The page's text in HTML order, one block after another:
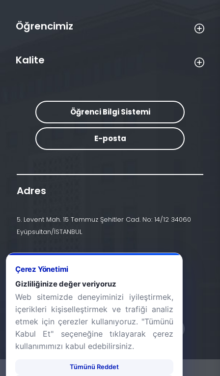
Öğrencimiz
Kalite
Öğrenci Bilgi Sistemi
E-posta
Adres
5. Levent Mah. 15 Temmuz Şehitler Cad. No: 14/12 34060
Eyüpsultan/İSTANBUL
+90 (212) 924 24 44
info@halic.edu.tr
Çerez Yönetimi
Gizliliğinize değer veriyoruz
Web sitemizde deneyiminizi iyileştirmek,
içerikleri kişiselleştirmek ve trafiği analiz
etmek için çerezler kullanıyoruz. "Tümünü
Kabul Et" seçeneğine tıklayarak çerez
kullanımımızı kabul edebilirsiniz.
Tümünü Reddet